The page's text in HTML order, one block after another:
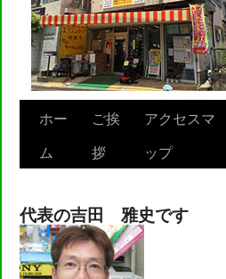
Skip
ホー
ム
ご挨
拶
アクセスマ
ップ
代表の吉田 雅史です